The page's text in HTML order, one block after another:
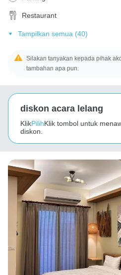
Restaurant
Tampilkan semua (40)
Silakan tanyakan kepada pihak
tambahan apa pun.
diskon acara lelang
KlikPilihKlik tombol untuk
diskon.